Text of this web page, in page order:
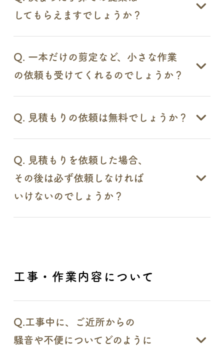
してもらえますでしょうか？
Q. 一本だけの剪定など、小さな作業
の依頼も受けてくれるのでしょうか？
Q. 見積もりの依頼は無料でしょうか？
Q. 見積もりを依頼した場合、
その後は必ず依頼しなければ
いけないのでしょうか？
工事・作業内容について
Q.工事中に、ご近所からの
騒音や不便についてどのように